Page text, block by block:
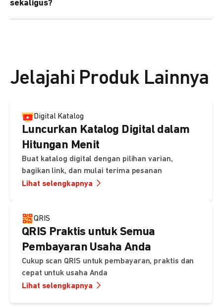
kebutuhan Anda.
sekaligus?
Jelajahi Produk Lainnya
Digital Katalog
Luncurkan Katalog Digital dalam
Hitungan Menit
Buat katalog digital dengan pilihan varian,
bagikan link, dan mulai terima pesanan
Lihat selengkapnya
QRIS
QRIS Praktis untuk Semua
Pembayaran Usaha Anda
Cukup scan QRIS untuk pembayaran, praktis dan
cepat untuk usaha Anda
Lihat selengkapnya